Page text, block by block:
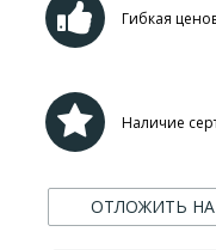
Гибкая
Наличие
ОТЛОЖИТЬ